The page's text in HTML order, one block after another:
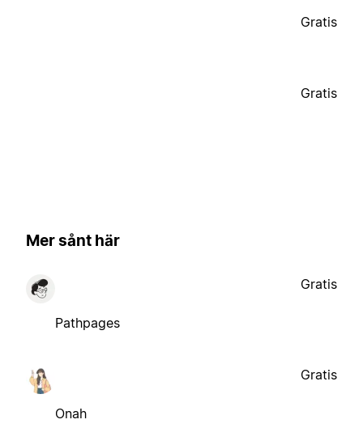
Gratis
Gratis
Mer sånt här
Pathpages
Gratis
Onah
Gratis